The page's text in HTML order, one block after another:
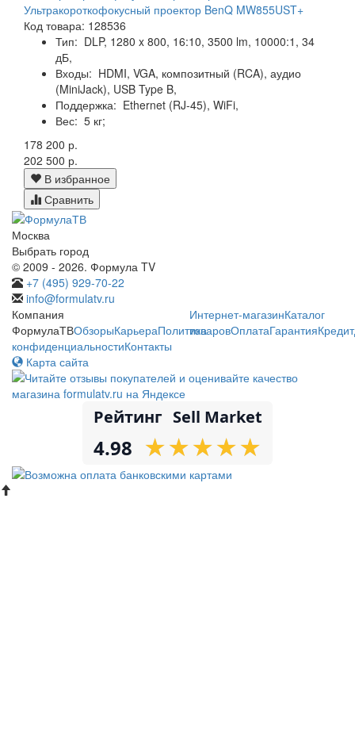
Ультракороткофокусный проектор BenQ MW855UST+
Код товара: 128536
Тип: DLP, 1280 x 800, 16:10, 3500 lm, 10000:1, 34
дБ,
Входы: HDMI, VGA, композитный (RCA), аудио
(MiniJack), USB Type B,
Поддержка: Ethernet (RJ-45), WiFi,
Вес: 5 кг;
178 200 р.
202 500 р.
В избранное
Сравнить
Москва
Выбрать город
© 2009 - 2026. Формула TV
+7 (495) 929-70-22
info@formulatv.ru
Компания
ФормулаТВОбзорыКарьераПолитика
конфиденциальностиКонтакты
Интернет-магазинКаталог
товаровОплатаГарантияКредит
Карта сайта
Рейтинг Sell Market
4.98 ★
★★
★★
★★
★★
★